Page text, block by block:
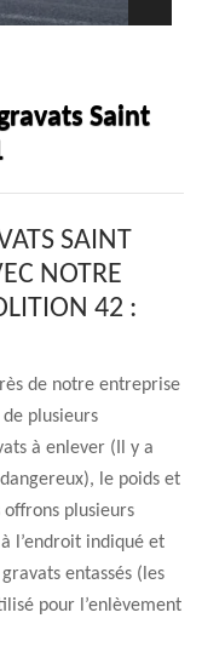
Saint
SAINT
NOTRE
42 :
de notre entreprise
plusieurs
à enlever (Il y a
le poids et
plusieurs
l’endroit indiqué et
entassés (les
pour l’enlèvement